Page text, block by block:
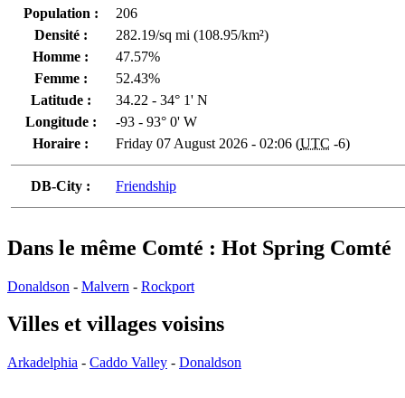
Population :
206
Densité :
282.19/sq mi (108.95/km²)
Homme :
47.57%
Femme :
52.43%
Latitude :
34.22 - 34° 1' N
Longitude :
-93 - 93° 0' W
Horaire :
Friday 07 August 2026 - 02:06 (UTC -6)
DB-City : Friendship
Dans le même Comté : Hot Spring Comté
Donaldson - Malvern - Rockport
Villes et villages voisins
Arkadelphia - Caddo Valley - Donaldson